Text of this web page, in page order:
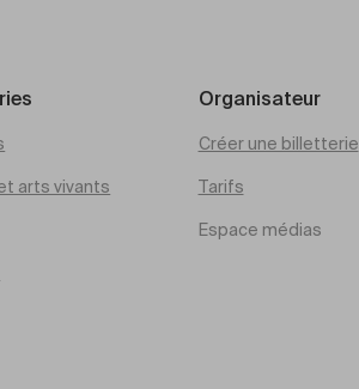
arts vivants
Organisateur
Créer une billetterie
Tarifs
Espace médias